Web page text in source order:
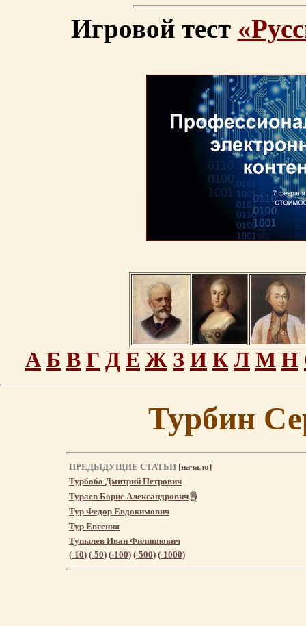
Игровой тест
А Б В Г Д Е Ж З И К Л М Н
Турбин
ПРЕДЫДУЩИЕ СТАТЬИ [начало]
Турбаба Дмитрий Петрович
Тураев Борис Александрович
Тур Федор Евдокимович
Тур Евгения
Тупылев Иван Филиппович
(-10) (-50) (-100) (-500) (-1000)